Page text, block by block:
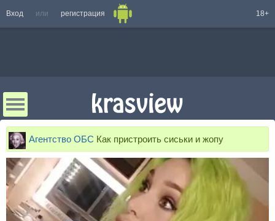
Вход или регистрация 18+
Агентство ОБС Как пристроить сиськи и жопу